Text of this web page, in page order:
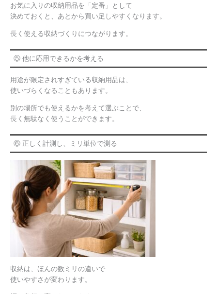
お気に入りの収納用品を「定番」として
決めておくと、あとから買い足しやすくなります。
長く使える収納づくりにつながります。
⑤ 他に応用できるかを考える
用途が限定されすぎている収納用品は、
使いづらくなることもあります。
別の場所でも使えるかを考えて選ぶことで、
長く無駄なく使うことができます。
⑥ 正しく計測し、ミリ単位で測る
収納は、ほんの数ミリの違いで
使いやすさが変わります。